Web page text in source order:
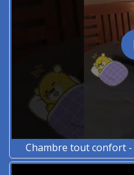
Chambre tout confort